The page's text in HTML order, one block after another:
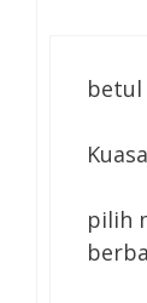
betul
pilih